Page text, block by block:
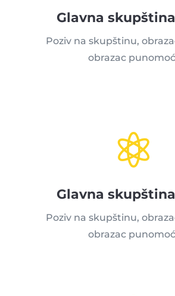
Glavna
Poziv na skupštinu,
obrazac

Glavna
Poziv na skupštinu,
obrazac